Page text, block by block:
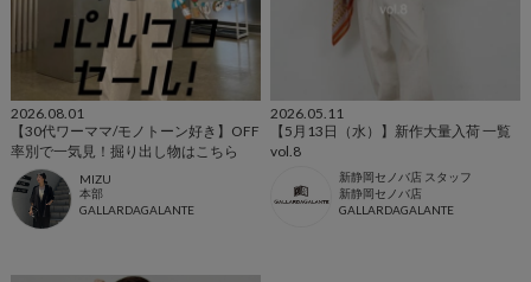
2026.08.01
【30代ワーママ/モノトーン好き】OFF
率別で一気見！掘り出し物はこちら
MIZU
本部
GALLARDAGALANTE
2026.05.11
【5月13日（水）】新作大量入荷 一覧
vol.8
新静岡セノバ店 スタッフ
新静岡セノバ店
GALLARDAGALANTE